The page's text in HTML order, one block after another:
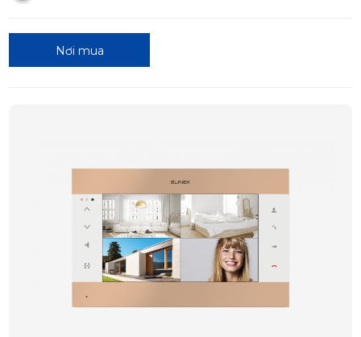
Nơi mua